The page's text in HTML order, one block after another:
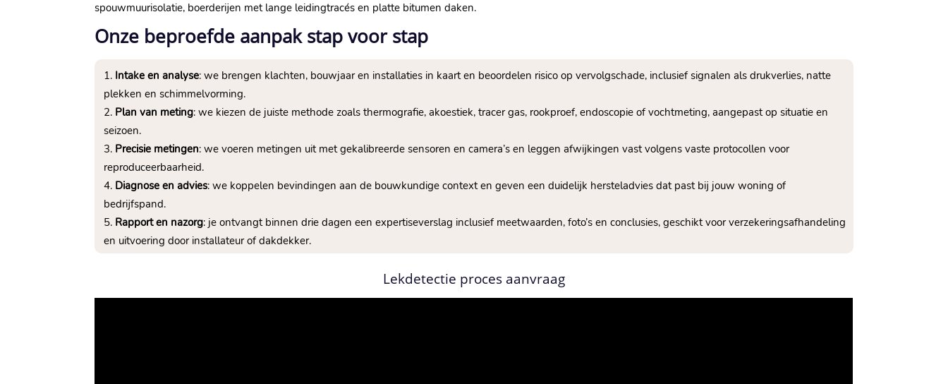
spouwmuurisolatie, boerderijen met lange leidingtracés en platte bitumen daken.​
Onze beproefde aanpak stap voor stap
Intake en analyse: we brengen klachten, bouwjaar en installaties in kaart en beoordelen risico op vervolgschade, inclusief signalen als drukverlies, natte
plekken en schimmelvorming.​
Plan van meting: we kiezen de juiste methode zoals thermografie, akoestiek, tracer gas, rookproef, endoscopie of vochtmeting, aangepast op situatie en
seizoen.​
Precisie metingen: we voeren metingen uit met gekalibreerde sensoren en camera’s en leggen afwijkingen vast volgens vaste protocollen voor
reproduceerbaarheid.​
Diagnose en advies: we koppelen bevindingen aan de bouwkundige context en geven een duidelijk hersteladvies dat past bij jouw woning of
bedrijfspand.​
Rapport en nazorg: je ontvangt binnen drie dagen een expertiseverslag inclusief meetwaarden, foto’s en conclusies, geschikt voor verzekeringsafhandeling
en uitvoering door installateur of dakdekker.​
Lekdetectie proces aanvraag